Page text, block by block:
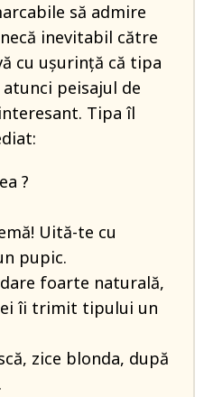
să admire
inevitabil către
cu ușurință că tipa
peisajul de
Tipa îl
?
Uită-te cu
pupic.
foarte naturală,
îi trimit tipului un
zice blonda, după